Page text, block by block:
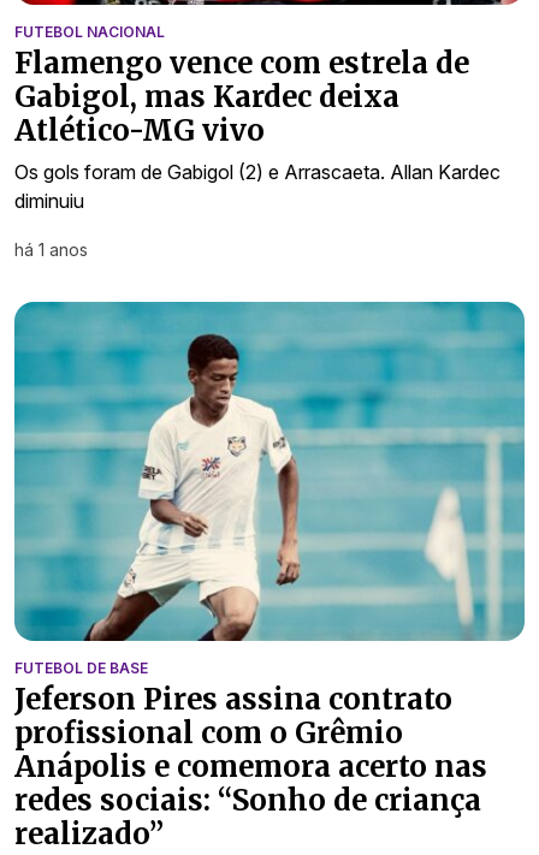
FUTEBOL NACIONAL
Flamengo vence com estrela de
Gabigol, mas Kardec deixa
Atlético-MG vivo
Os gols foram de Gabigol (2) e Arrascaeta. Allan Kardec
diminuiu
há 1 anos
FUTEBOL DE BASE
Jeferson Pires assina contrato
profissional com o Grêmio
Anápolis e comemora acerto nas
redes sociais: “Sonho de criança
realizado”